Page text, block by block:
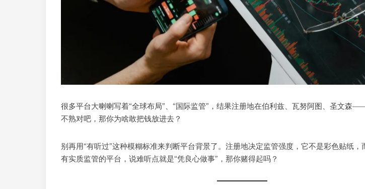
很多平台大喇喇写着“全球布局”、“国际监管”，结果注册地在伯利兹、瓦努阿图、圣文森
不熟对吧，那你为啥敢把钱放进去？
别再用“有听过”这种模糊标准来判断平台背景了。注册地决定监管强度，它不是彩色贴纸，
有实质监管的平台，说难听点就是“凭良心做事”，那你赌得起吗？